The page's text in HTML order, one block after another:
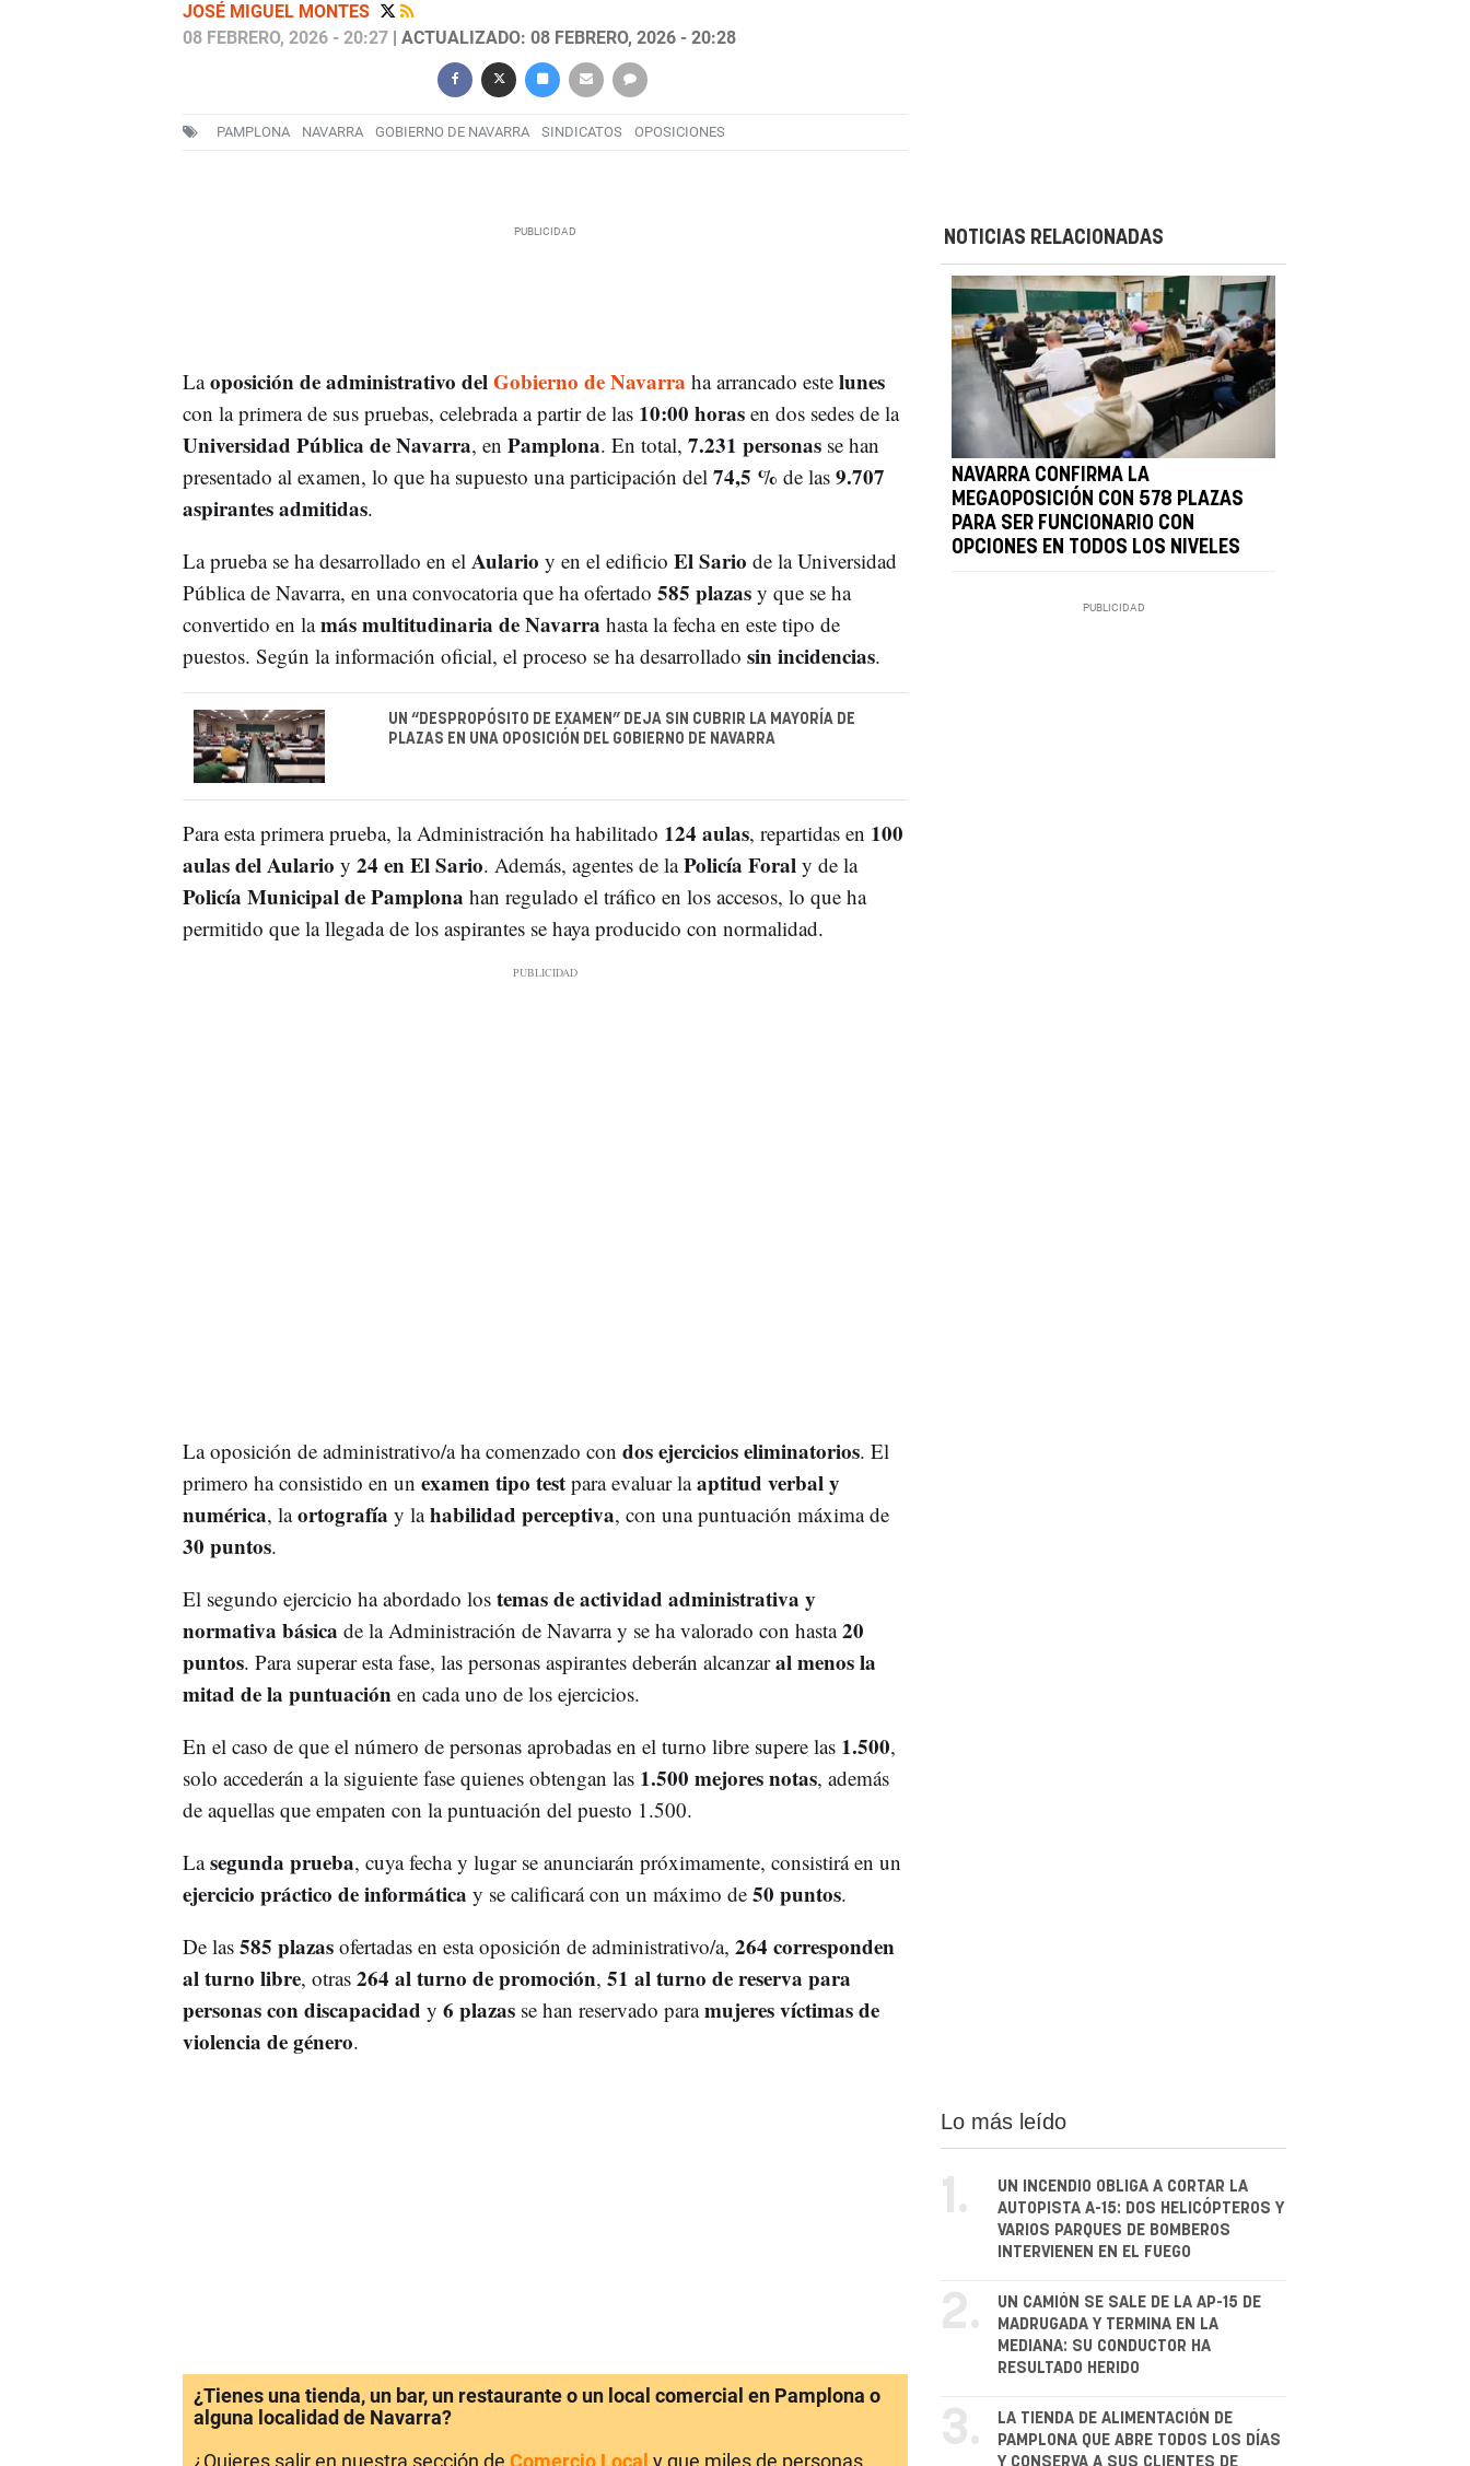
JOSÉ MIGUEL MONTES
08 FEBRERO, 2026 - 20:27| ACTUALIZADO: 08 FEBRERO, 2026 - 20:28
PAMPLONA NAVARRA GOBIERNO DE NAVARRA SINDICATOS OPOSICIONES
Laoposición de administrativo delGobierno de Navarra ha arrancado este lunes
con la primera de sus pruebas, celebrada a partir de las 10:00 horasen dos sedes de la
Universidad Pública de Navarra, en Pamplona. En total, 7.231 personasse han
presentado al examen, lo que ha supuesto una participación del 74,5 % de las 9.707
aspirantes admitidas.
La prueba se ha desarrollado en el Aulario y en el edificio El Sario de la Universidad
Pública de Navarra, en una convocatoria que ha ofertado 585 plazasy que se ha
convertido en lamás multitudinaria de Navarra hasta la fecha en este tipo de
puestos. Según la información oficial, el proceso se ha desarrollado sin incidencias.
UN “DESPROPÓSITO DE EXAMEN” DEJA SIN CUBRIR LA MAYORÍA DE
PLAZAS EN UNA OPOSICIÓN DEL GOBIERNO DE NAVARRA
Para esta primera prueba, la Administración ha habilitado 124 aulas, repartidas en 100
aulas del Aulario y 24 en El Sario. Además, agentes de laPolicía Foraly de la
Policía Municipal de Pamplona han regulado el tráfico en los accesos, lo que ha
permitido que la llegada de los aspirantes se haya producido con normalidad.
La oposición de administrativo/a ha comenzado con dos ejercicios eliminatorios. El
primero ha consistido en un examen tipo testpara evaluar laaptitud verbal y
numérica, laortografía y lahabilidad perceptiva, con una puntuación máxima de
30 puntos.
El segundo ejercicio ha abordado los temas de actividad administrativa y
normativa básica de la Administración de Navarra y se ha valorado con hasta20
puntos. Para superar esta fase, las personas aspirantes deberán alcanzaral menos la
mitad de la puntuaciónen cada uno de los ejercicios.
En el caso de que el número de personas aprobadas en el turno libre supere las 1.500,
solo accederán a la siguiente fase quienes obtengan las 1.500 mejores notas, además
de aquellas que empaten con la puntuación del puesto 1.500.
Lasegunda prueba, cuya fecha y lugar se anunciarán próximamente, consistirá en un
ejercicio práctico de informática y se calificará con un máximo de 50 puntos.
De las 585 plazasofertadas en esta oposición de administrativo/a, 264 corresponden
al turno libre, otras 264 al turno de promoción, 51 al turno de reserva para
personas con discapacidad y 6 plazasse han reservado paramujeres víctimas de
violencia de género.
NOTICIAS RELACIONADAS
NAVARRA CONFIRMA LA
MEGAOPOSICIÓN CON 578 PLAZAS
PARA SER FUNCIONARIO CON
OPCIONES EN TODOS LOS NIVELES
¿Tienes una tienda, un bar, un restaurante o un local comercial en Pamplona o
alguna localidad de Navarra?
¿Quieres salir en nuestra sección de Comercio Local y que miles de personas
Lo más leído
1.
UN INCENDIO OBLIGA A CORTAR LA
AUTOPISTA A-15: DOS HELICÓPTEROS Y
VARIOS PARQUES DE BOMBEROS
INTERVIENEN EN EL FUEGO
2.
UN CAMIÓN SE SALE DE LA AP-15 DE
MADRUGADA Y TERMINA EN LA
MEDIANA: SU CONDUCTOR HA
RESULTADO HERIDO
3.
LA TIENDA DE ALIMENTACIÓN DE
PAMPLONA QUE ABRE TODOS LOS DÍAS
Y CONSERVA A SUS CLIENTES DE